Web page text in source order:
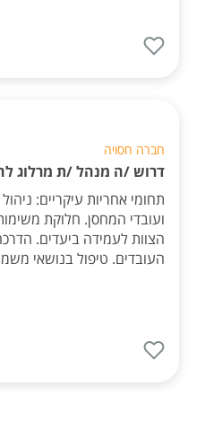
חברה חסויה
דרוש /ה מנהל /ת מרלוג
תחומי אחריות עיקריים:
ועובדי המחסן. חלוקת
הצוות לעמידה ביעדים.
העובדים. טיפול בנושאי